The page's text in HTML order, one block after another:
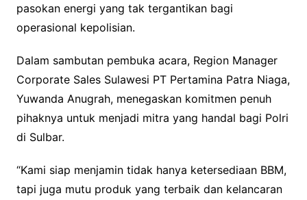
pasokan energi yang tak tergantikan bagi
operasional kepolisian.
Dalam sambutan pembuka acara, Region Manager
Corporate Sales Sulawesi PT Pertamina Patra Niaga,
Yuwanda Anugrah, menegaskan komitmen penuh
pihaknya untuk menjadi mitra yang handal bagi Polri
di Sulbar.
“Kami siap menjamin tidak hanya ketersediaan BBM,
tapi juga mutu produk yang terbaik dan kelancaran